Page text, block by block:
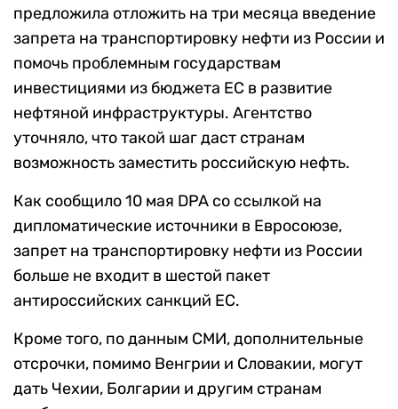
предложила отложить на три месяца введение
запрета на транспортировку нефти из России и
помочь проблемным государствам
инвестициями из бюджета ЕС в развитие
нефтяной инфраструктуры. Агентство
уточняло, что такой шаг даст странам
возможность заместить российскую нефть.
Как сообщило 10 мая DPA со ссылкой на
дипломатические источники в Евросоюзе,
запрет на транспортировку нефти из России
больше не входит в шестой пакет
антироссийских санкций ЕС.
Кроме того, по данным СМИ, дополнительные
отсрочки, помимо Венгрии и Словакии, могут
дать Чехии, Болгарии и другим странам